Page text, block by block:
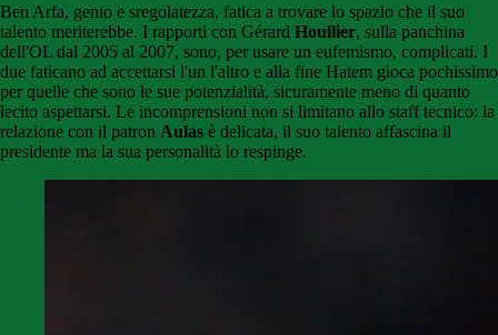
Ben Arfa, genio e sregolatezza, fatica a trovare lo spazio che il suo
talento meriterebbe. I rapporti con Gérard Houllier, sulla panchina
dell'OL dal 2005 al 2007, sono, per usare un eufemismo, complicati. I
due faticano ad accettarsi l'un l'altro e alla fine Hatem gioca pochissimo
per quelle che sono le sue potenzialità, sicuramente meno di quanto
lecito aspettarsi. Le incomprensioni non si limitano allo staff tecnico: la
relazione con il patron Aulas è delicata, il suo talento affascina il
presidente ma la sua personalità lo respinge.